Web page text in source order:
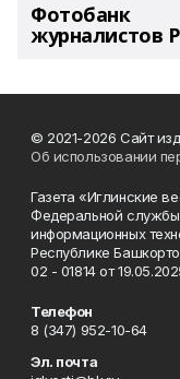
Фотобанк
журналистов
© 2021-2026 Сайт
Об использовании
Газета «Иглинские
Федеральной службы
информационных
Республике
02 - 01814 от
Телефон
8 (347) 952-10-64
Эл. почта